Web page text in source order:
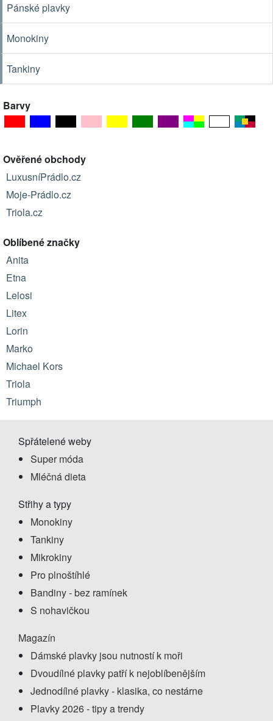
Pánské plavky
Monokiny
Tankiny
Barvy
Ověřené obchody
LuxusníPrádlo.cz
Moje-Prádlo.cz
Triola.cz
Oblíbené značky
Anita
Etna
Lelosi
Litex
Lorin
Marko
Michael Kors
Triola
Triumph
Spřátelené weby
Super móda
Mléčná dieta
Střihy a typy
Monokiny
Tankiny
Mikrokiny
Pro plnoštíhlé
Bandiny - bez ramínek
S nohavičkou
Magazín
Dámské plavky jsou nutností k moři
Dvoudílné plavky patří k nejoblíbenějším
Jednodílné plavky - klasika, co nestárne
Plavky 2026 - tipy a trendy